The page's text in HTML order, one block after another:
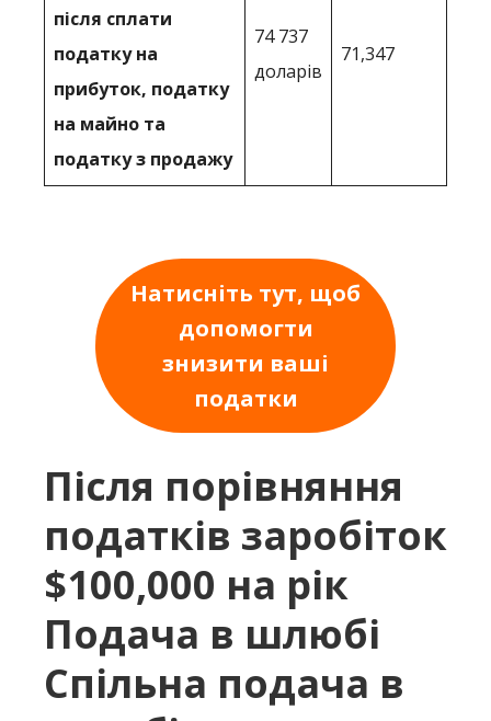
після сплати
податку на
прибуток, податку
на майно та
податку з продажу
74 737
доларів
71,347
Натисніть тут, щоб
допомогти
знизити ваші
податки
Після порівняння
податків заробіток
$100,000 на рік
Подача в шлюбі
Спільна подача в